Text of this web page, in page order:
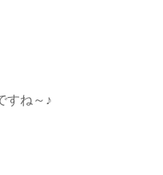
すね～♪